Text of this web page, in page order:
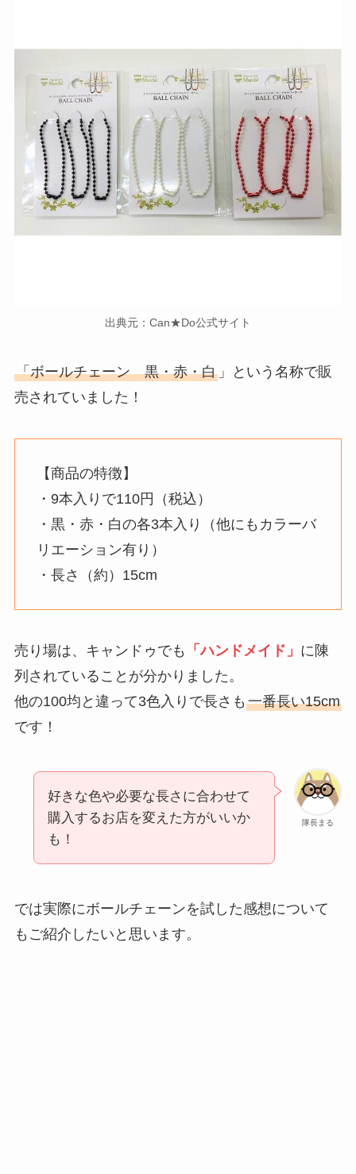
出典元：Can★Do公式サイト
「ボールチェーン 黒・赤・白」という名称で販
売されていました！
【商品の特徴】
・9本入りで110円（税込）
・黒・赤・白の各3本入り（他にもカラーバ
リエーション有り）
・長さ（約）15cm
売り場は、キャンドゥでも 「ハンドメイド」 に陳
列されていることが分かりました。
他の100均と違って3色入りで長さも 一番長い15cm
です！
隊長まる
好きな色や必要な長さに合わせて
購入するお店を変えた方がいいか
も！
では実際にボールチェーンを試した感想について
もご紹介したいと思います。